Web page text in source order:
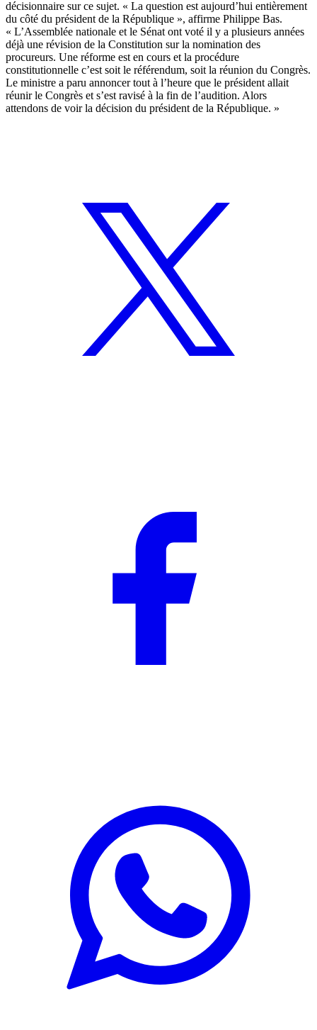
décisionnaire sur ce sujet. « La question est aujourd’hui entièrement
du côté du président de la République », affirme Philippe Bas.
« L’Assemblée nationale et le Sénat ont voté il y a plusieurs années
déjà une révision de la Constitution sur la nomination des
procureurs. Une réforme est en cours et la procédure
constitutionnelle c’est soit le référendum, soit la réunion du Congrès.
Le ministre a paru annoncer tout à l’heure que le président allait
réunir le Congrès et s’est ravisé à la fin de l’audition. Alors
attendons de voir la décision du président de la République. »